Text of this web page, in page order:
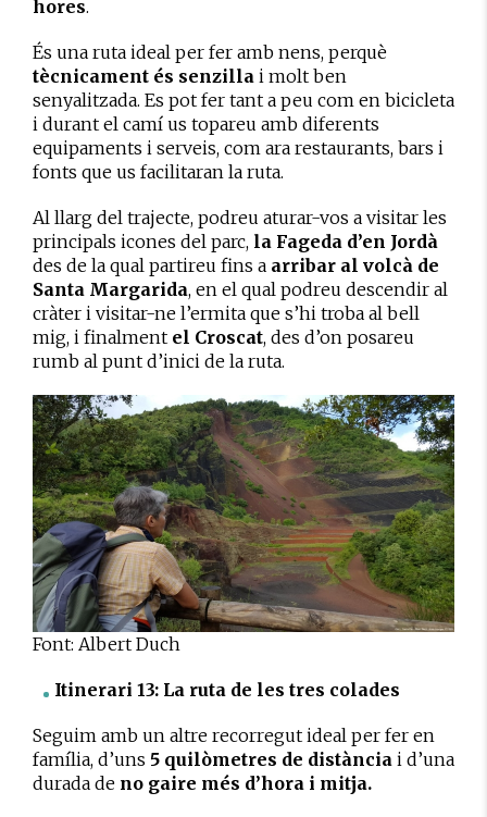
hores.
És una ruta ideal per fer amb nens, perquè
tècnicament és senzilla i molt ben
senyalitzada. Es pot fer tant a peu com en bicicleta
i durant el camí us topareu amb diferents
equipaments i serveis, com ara restaurants, bars i
fonts que us facilitaran la ruta.
Al llarg del trajecte, podreu aturar-vos a visitar les
principals icones del parc, la Fageda d’en Jordà
des de la qual partireu fins a arribar al volcà de
Santa Margarida, en el qual podreu descendir al
cràter i visitar-ne l’ermita que s’hi troba al bell
mig, i finalment el Croscat, des d’on posareu
rumb al punt d’inici de la ruta.
Font: Albert Duch
Itinerari 13: La ruta de les tres colades
Seguim amb un altre recorregut ideal per fer en
família, d’uns 5 quilòmetres de distància i d’una
durada de no gaire més d’hora i mitja.